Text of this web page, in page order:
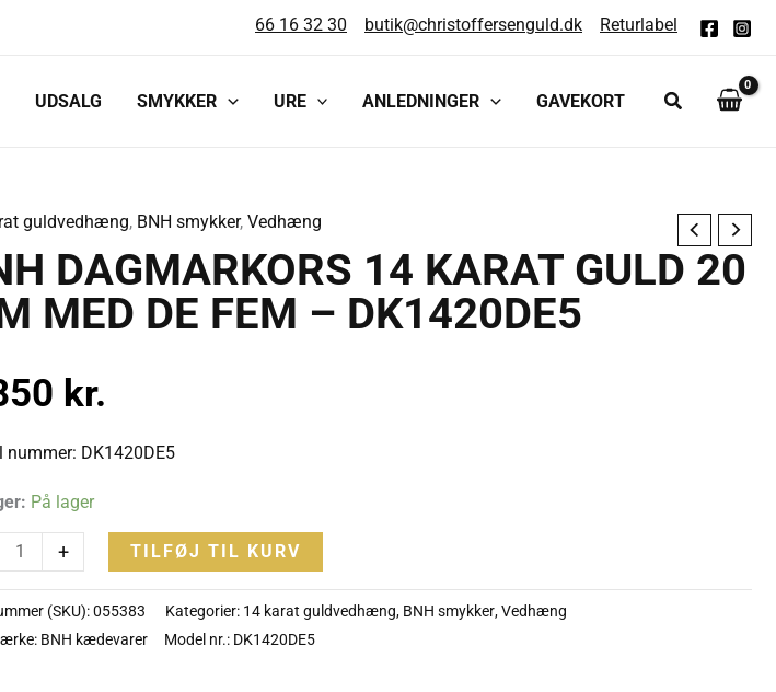
66 16 32 30 butik@christoffersenguld.dk Returlabel
UDSALG SMYKKER URE ANLEDNINGER GAVEKORT
guldvedhæng, BNH smykker, Vedhæng
DAGMARKORS 14 KARAT GULD 20
MED DE FEM – DK1420DE5
kr.
nummer: DK1420DE5
På lager
+ TILFØJ TIL KURV
(SKU):055383 Kategorier: 14 karat guldvedhæng, BNH smykker,Vedhæng
BNH kædevarer Model nr.: DK1420DE5